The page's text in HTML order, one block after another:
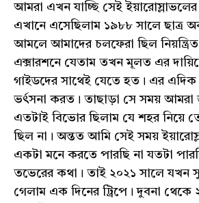
আমরা এখন যাচ্ছি সেই
এখানে এসেছিলাম ১৯৮৮ সালে ছাত্র
আমলে আমাদের চলফেরা ছিল
এক্সারশনে যেতাম তখন মূলত এর
গাইডদের সাথেই যেতে হত। এর
ভর্ৎসনা করত। তাছাড়া সে সময় আমরা
এতটাই বিভোর ছিলাম যে শহর নিয়ে
ছিল না। অন্তত আমি সেই সময়
একটা মনে করতে পারছি না যতটা
তভেরের কথা। তাই ২০২১ সালে
গেলাম এক দিনের ট্রিপে। দুবনা